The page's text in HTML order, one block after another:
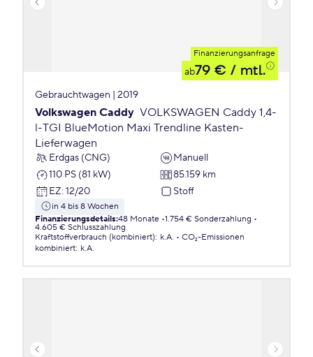
Finanzierungsanfrage
ab79 € / mtl.
Gebrauchtwagen | 2019
Volkswagen Caddy VOLKSWAGEN Caddy 1,4-
l-TGI BlueMotion Maxi Trendline Kasten-
Lieferwagen
Erdgas (CNG)
Manuell
110 PS (81 kW)
85.159 km
EZ: 12/20 Stoff
in 4 bis 8 Wochen
Finanzierungsdetails:48 Monate 1.754 € Sonderzahlung
4.605 € Schlusszahlung
Kraftstoffverbrauch (kombiniert): k.A.
CO₂-Emissionen
kombiniert: k.A.